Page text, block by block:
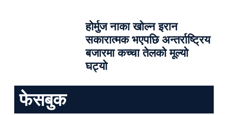
होर्मुज नाका खोल्न इरान
सकारात्मक भएपछि अन्तर्राष्ट्रिय
बजारमा कच्चा तेलको मूल्यो
घट्यो
फेसबुक